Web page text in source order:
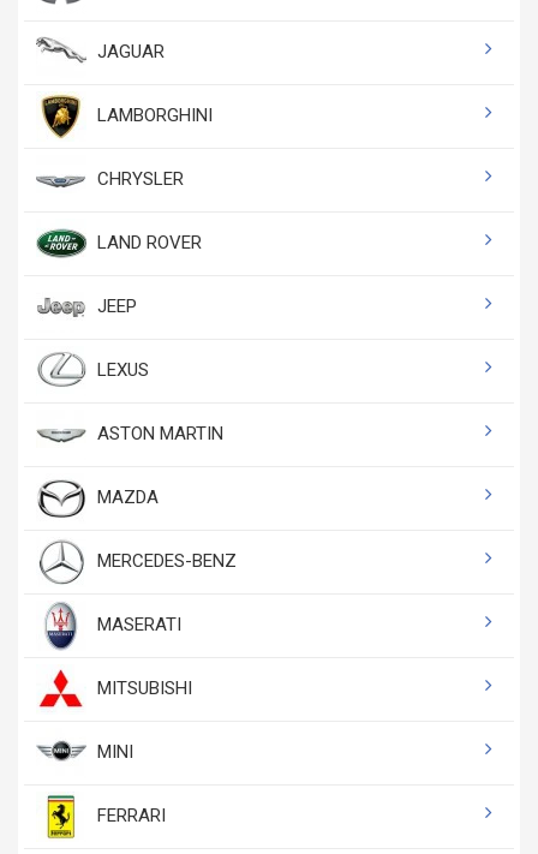
JAGUAR
LAMBORGHINI
CHRYSLER
LAND ROVER
JEEP
LEXUS
ASTON MARTIN
MAZDA
MERCEDES-BENZ
MASERATI
MITSUBISHI
MINI
FERRARI